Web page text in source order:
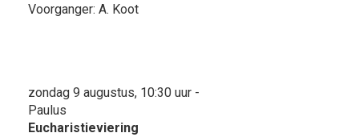
Voorganger: A. Koot
zondag 9 augustus, 10:30 uur -
Paulus
Eucharistieviering